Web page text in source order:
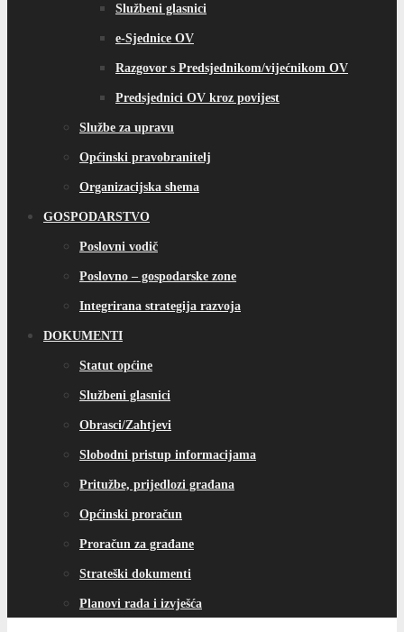
Službeni glasnici
e-Sjednice OV
Razgovor s Predsjednikom/vijećnikom OV
Predsjednici OV kroz povijest
Službe za upravu
Općinski pravobranitelj
Organizacijska shema
GOSPODARSTVO
Poslovni vodič
Poslovno – gospodarske zone
Integrirana strategija razvoja
DOKUMENTI
Statut općine
Službeni glasnici
Obrasci/Zahtjevi
Slobodni pristup informacijama
Pritužbe, prijedlozi građana
Općinski proračun
Proračun za građane
Strateški dokumenti
Planovi rada i izvješća